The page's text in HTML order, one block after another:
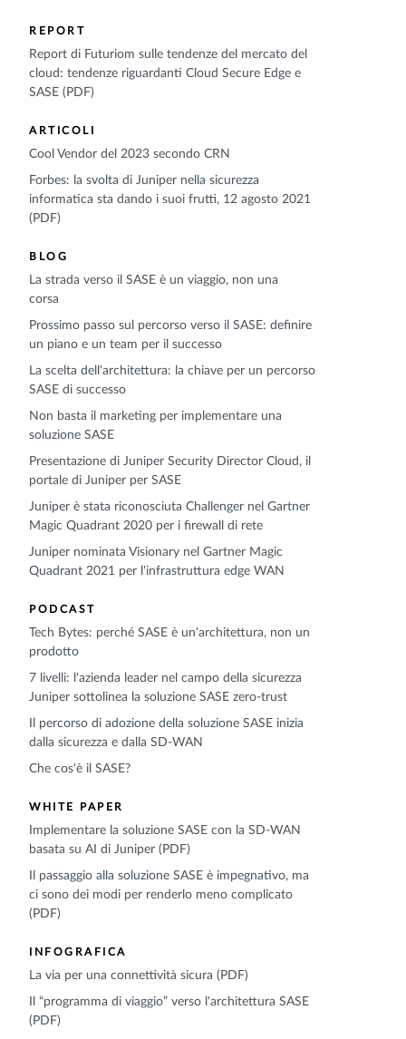
REPORT
Report di Futuriom sulle tendenze del mercato del
cloud: tendenze riguardanti Cloud Secure Edge e
SASE (PDF)
ARTICOLI
Cool Vendor del 2023 secondo CRN
Forbes: la svolta di Juniper nella sicurezza
informatica sta dando i suoi frutti, 12 agosto 2021
(PDF)
BLOG
La strada verso il SASE è un viaggio, non una
corsa
Prossimo passo sul percorso verso il SASE: definire
un piano e un team per il successo
La scelta dell'architettura: la chiave per un percorso
SASE di successo
Non basta il marketing per implementare una
soluzione SASE
Presentazione di Juniper Security Director Cloud, il
portale di Juniper per SASE
Juniper è stata riconosciuta Challenger nel Gartner
Magic Quadrant 2020 per i firewall di rete
Juniper nominata Visionary nel Gartner Magic
Quadrant 2021 per l'infrastruttura edge WAN
PODCAST
Tech Bytes: perché SASE è un'architettura, non un
prodotto
7 livelli: l'azienda leader nel campo della sicurezza
Juniper sottolinea la soluzione SASE zero-trust
Il percorso di adozione della soluzione SASE inizia
dalla sicurezza e dalla SD-WAN
Che cos'è il SASE?
WHITE PAPER
Implementare la soluzione SASE con la SD-WAN
basata su AI di Juniper (PDF)
Il passaggio alla soluzione SASE è impegnativo, ma
ci sono dei modi per renderlo meno complicato
(PDF)
INFOGRAFICA
La via per una connettività sicura (PDF)
Il “programma di viaggio” verso l'architettura SASE
(PDF)